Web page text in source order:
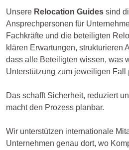
Unsere Relocation Guides sind
Ansprechpersonen für
Fachkräfte und die beteiligten
klären Erwartungen, strukturieren
dass alle Beteiligten wissen, was
Unterstützung zum jeweiligen Fall
Das schafft Sicherheit, reduziert
macht den Prozess planbar.
Wir unterstützen internationale
Unternehmen genau dort, wo